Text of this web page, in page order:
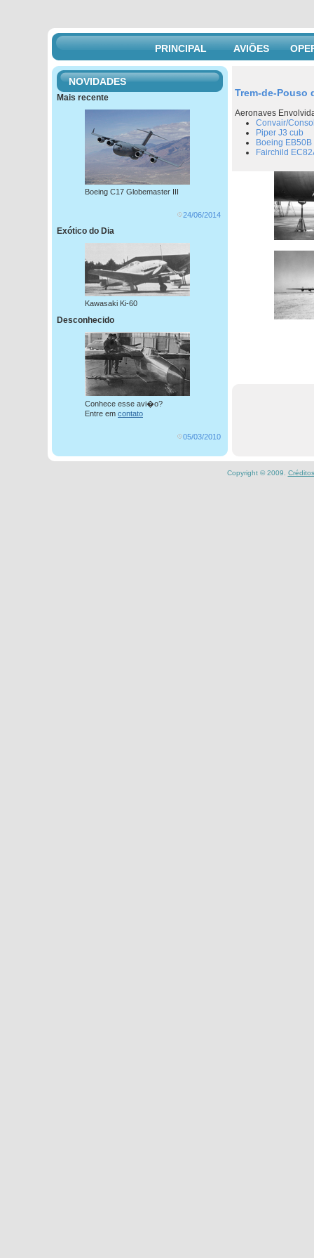
PRINCIPAL AVIÕES
Trem-de-Pouso
Aeronaves
Convair/
Piper J3 cub
Boeing
Fairchild
NOVIDADES
Mais recente
Boeing C17 Globemaster III
24/06/2014
Exótico do Dia
Kawasaki Ki-60
Desconhecido
Conhece esse avi�o?
Entre em contato
05/03/2010
Copyright © 2009. Créditos